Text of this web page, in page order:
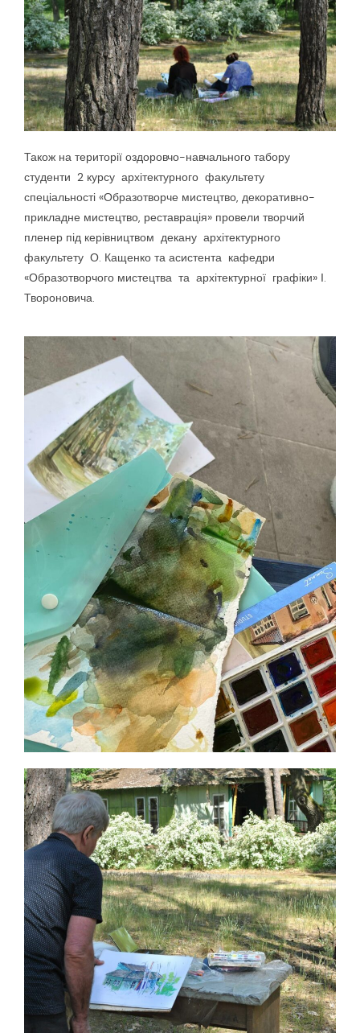
Також на території оздоровчо-навчального табору
студенти 2 курсу архітектурного факультету
спеціальності «Образотворче мистецтво, декоративно-
прикладне мистецтво, реставрація» провели творчий
пленер під керівництвом декану архітектурного
факультету О. Кащенко та асистента кафедри
«Образотворчого мистецтва та архітектурної графіки» І.
Твороновича.